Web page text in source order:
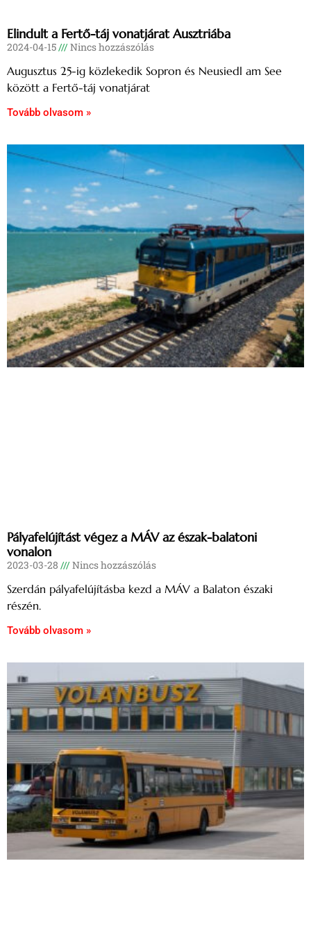
Elindult a Fertő-táj vonatjárat Ausztriába
2024-04-15 Nincs hozzászólás
Augusztus 25-ig közlekedik Sopron és Neusiedl am See
között a Fertő-táj vonatjárat
Tovább olvasom »
Pályafelújítást végez a MÁV az észak-balatoni
vonalon
2023-03-28 Nincs hozzászólás
Szerdán pályafelújításba kezd a MÁV a Balaton északi
részén.
Tovább olvasom »